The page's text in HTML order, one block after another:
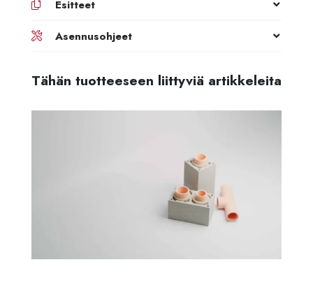
Esitteet
Asennusohjeet
Tähän tuotteeseen liittyviä artikkeleita